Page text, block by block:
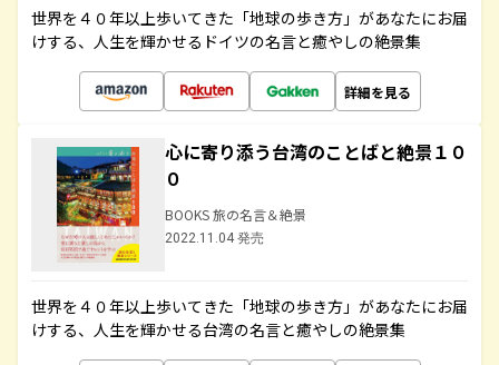
世界を４０年以上歩いてきた「地球の歩き方」があなたにお届
けする、人生を輝かせるドイツの名言と癒やしの絶景集
詳細を見る
心に寄り添う台湾のことばと絶景１０
０
BOOKS 旅の名言＆絶景
2022.11.04 発売
世界を４０年以上歩いてきた「地球の歩き方」があなたにお届
けする、人生を輝かせる台湾の名言と癒やしの絶景集